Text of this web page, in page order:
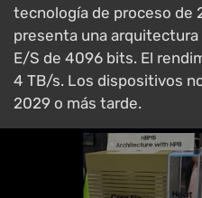
tecnología de proceso de
presenta una arquitectura
E/S de 4096 bits. El
4 TB/s. Los dispositivos
2029 o más tarde.